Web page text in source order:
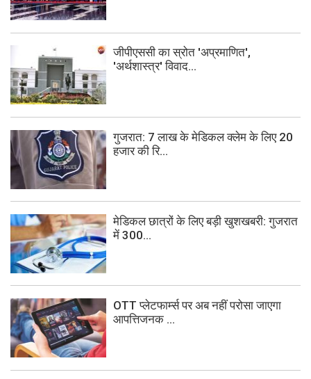
जीपीएससी का स्रोत 'अप्रमाणित',
'अर्थशास्त्र' विवाद...
गुजरात: 7 लाख के मेडिकल क्लेम के लिए 20
हजार की रि...
मेडिकल छात्रों के लिए बड़ी खुशखबरी: गुजरात
में 300...
OTT प्लेटफार्म्स पर अब नहीं परोसा जाएगा
आपत्तिजनक ...